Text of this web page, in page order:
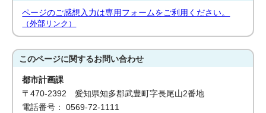
ページのご感想入力は専用フォームをご利用ください。
（外部リンク）
このページに関するお問い合わせ
都市計画課
〒470-2392 愛知県知多郡武豊町字長尾山2番地
電話番号： 0569-72-1111